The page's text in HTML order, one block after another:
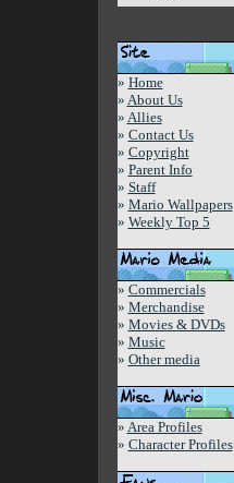
» Home
» About Us
» Allies
» Contact Us
» Copyright
» Parent Info
» Staff
» Mario Wallpapers
» Weekly Top 5
» Commercials
» Merchandise
» Movies & DVDs
» Music
» Other media
» Area Profiles
» Character Profiles